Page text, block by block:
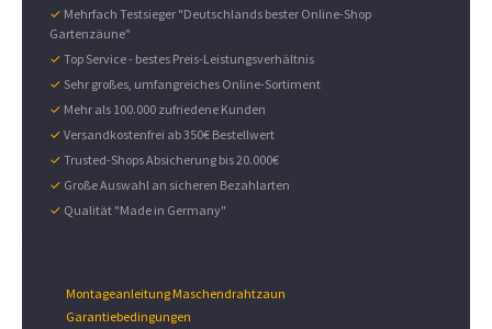
✓ Mehrfach Testsieger "Deutschlands bester Online-Shop
Gartenzäune"
✓ Top Service - bestes Preis-Leistungsverhältnis
✓ Sehr großes, umfangreiches Online-Sortiment
✓ Mehr als 100.000 zufriedene Kunden
✓ Versandkostenfrei ab 350€ Bestellwert
✓ Trusted-Shops Absicherung bis 20.000€
✓ Große Auswahl an sicheren Bezahlarten
✓ Qualität "Made in Germany"
Montageanleitung Maschendrahtzaun
Garantiebedingungen